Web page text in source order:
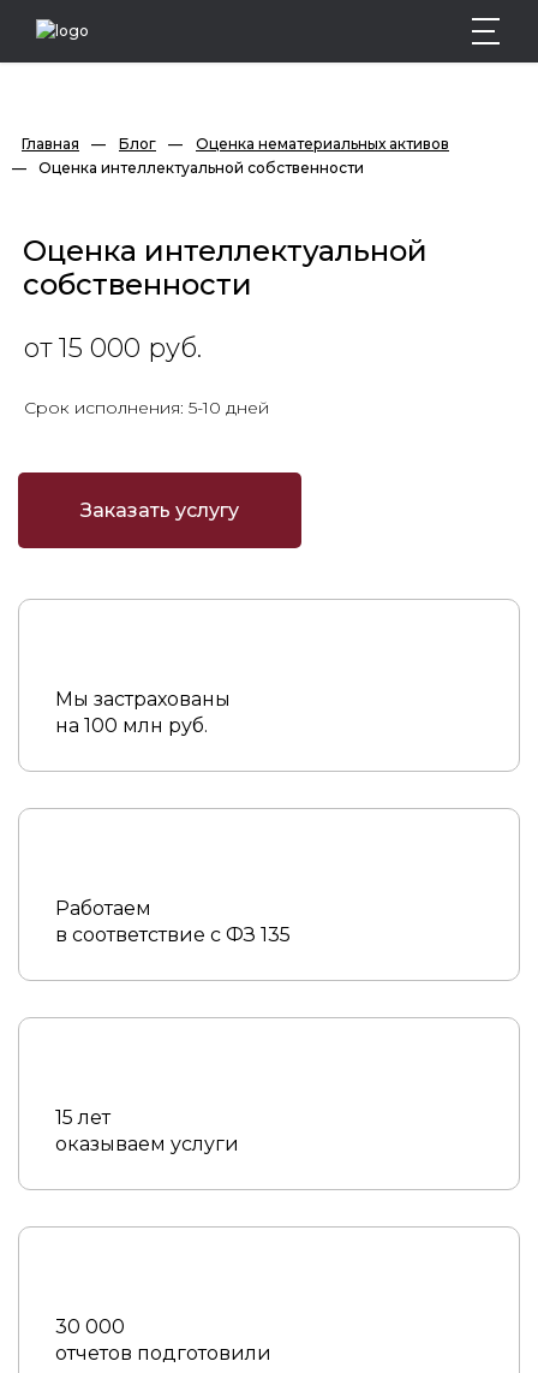
Главная — Блог —
Оценка нематериальных активов
—
Оценка интеллектуальной собственности
Оценка интеллектуальной
собственности
от 15 000 руб.
Срок исполнения: 5-10 дней
Заказать услугу
Мы застрахованы
на 100 млн руб.
Работаем
в соответствие с ФЗ 135
15 лет
оказываем услуги
30 000
отчетов подготовили